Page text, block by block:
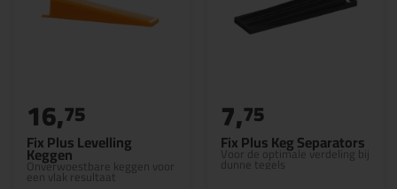
Fix Plus Levelling
Keggen
Onverwoestbare keggen voor
een vlak resultaat
16,75
Fix Plus Keg Separators
Voor de optimale verdeling bij
dunne tegels
7,75